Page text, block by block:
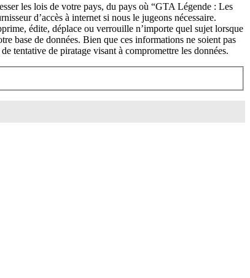
les lois de votre pays, du pays où “GTA Légende : Les
d’accès à internet si nous le jugeons nécessaire.
édite, déplace ou verrouille n’importe quel sujet lorsque
base de données. Bien que ces informations ne soient pas
tentative de piratage visant à compromettre les données.